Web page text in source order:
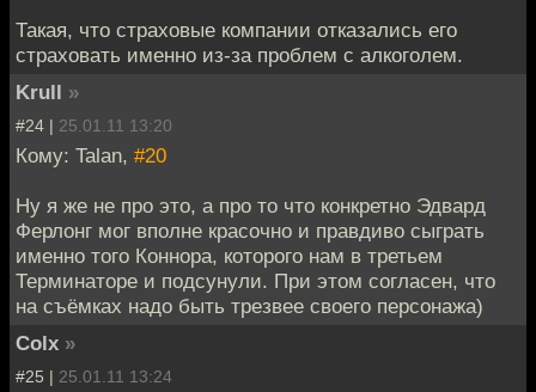
Такая, что страховые компании отказались его
страховать именно из-за проблем с алкоголем.
Krull »
#24 | 25.01.11 13:20
Кому: Talan, #20
Ну я же не про это, а про то что конкретно Эдвард
Ферлонг мог вполне красочно и правдиво сыграть
именно того Коннора, которого нам в третьем
Терминаторе и подсунули. При этом согласен, что
на съёмках надо быть трезвее своего персонажа)
Colx »
#25 | 25.01.11 13:24